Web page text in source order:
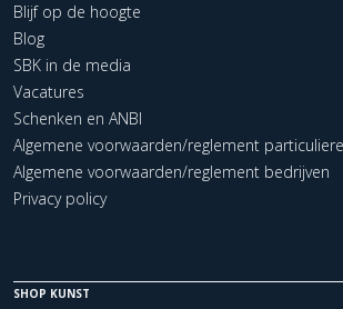
Blijf op de hoogte
Blog
SBK in de media
Vacatures
Schenken en ANBI
Algemene voorwaarden/reglement
Algemene voorwaarden/reglement bedrijven
Privacy policy
SHOP KUNST